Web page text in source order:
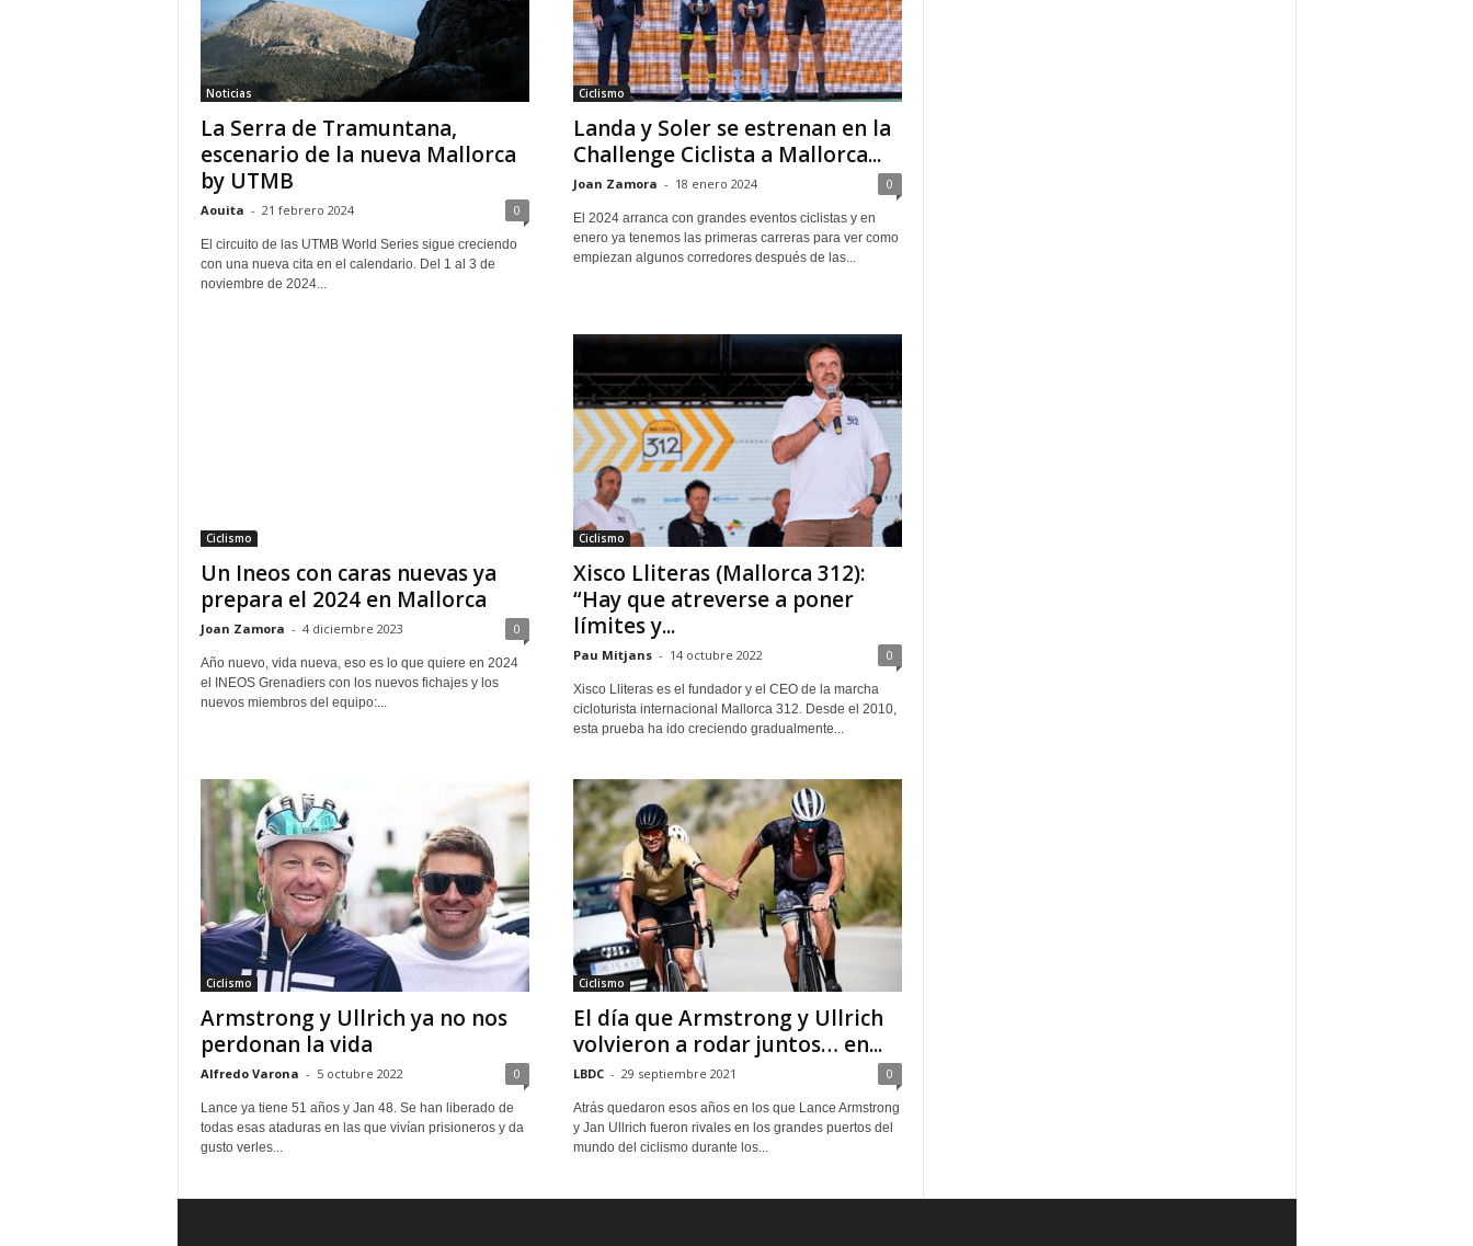
Noticias
La Serra de Tramuntana,
escenario de la nueva Mallorca
by UTMB
Aouita - 21 febrero 2024 0
El circuito de las UTMB World Series sigue creciendo
con una nueva cita en el calendario. Del 1 al 3 de
noviembre de 2024...
Ciclismo
Landa y Soler se estrenan en la
Challenge Ciclista a Mallorca...
Joan Zamora - 18 enero 2024 0
El 2024 arranca con grandes eventos ciclistas y en
enero ya tenemos las primeras carreras para ver como
empiezan algunos corredores después de las...
Ciclismo
Un Ineos con caras nuevas ya
prepara el 2024 en Mallorca
Joan Zamora - 4 diciembre 2023 0
Año nuevo, vida nueva, eso es lo que quiere en 2024
el INEOS Grenadiers con los nuevos fichajes y los
nuevos miembros del equipo:...
Ciclismo
Xisco Lliteras (Mallorca 312):
“Hay que atreverse a poner
límites y...
Pau Mitjans - 14 octubre 2022 0
Xisco Lliteras es el fundador y el CEO de la marcha
cicloturista internacional Mallorca 312. Desde el 2010,
esta prueba ha ido creciendo gradualmente...
Ciclismo
Armstrong y Ullrich ya no nos
perdonan la vida
Alfredo Varona - 5 octubre 2022 0
Lance ya tiene 51 años y Jan 48. Se han liberado de
todas esas ataduras en las que vivían prisioneros y da
gusto verles...
Ciclismo
El día que Armstrong y Ullrich
volvieron a rodar juntos… en...
LBDC - 29 septiembre 2021 0
Atrás quedaron esos años en los que Lance Armstrong
y Jan Ullrich fueron rivales en los grandes puertos del
mundo del ciclismo durante los...